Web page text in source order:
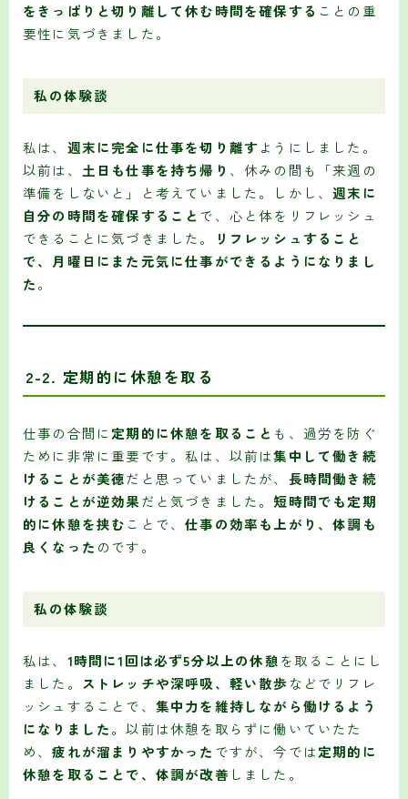
をきっぱりと切り離して休む時間を確保する ことの重
要性に気づきました。
私の体験談
私は、 週末に完全に仕事を切り離す ようにしました。
以前は、 土日も仕事を持ち帰り 、休みの間も「来週の
準備をしないと」と考えていました。しかし、週末に
自分の時間を確保すること で、心と体をリフレッシュ
できることに気づきました。
リフレッシュすること
で、月曜日にまた元気に仕事ができるようになりまし
た。
2-2. 定期的に休憩を取る
仕事の合間に定期的に休憩を取ること も、過労を防ぐ
ために非常に重要です。私は、以前は集中して働き続
けることが美徳だと思っていましたが、 長時間働き続
けることが逆効果だと気づきました。短時間でも定期
的に休憩を挟む ことで、仕事の効率も上がり、体調も
良くなった のです。
私の体験談
私は、 1時間に1回は必ず5分以上の休憩 を取ることにし
ました。 ストレッチや深呼吸、軽い散歩 などでリフレ
ッシュすることで、 集中力を維持しながら働けるよう
になりました。以前は休憩を取らずに働いていたた
め、疲れが溜まりやすかった ですが、今では定期的に
休憩を取ることで、体調が改善 しました。